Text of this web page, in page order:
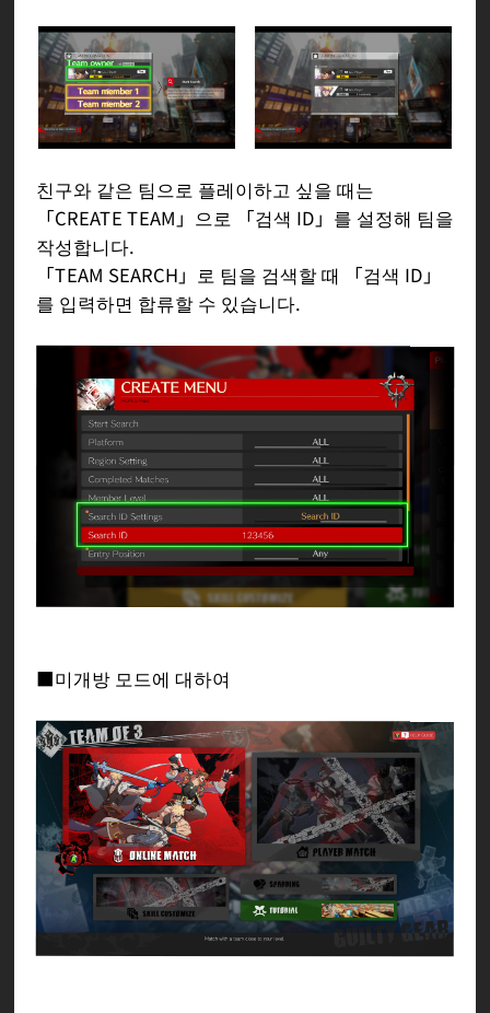
친구와 같은 팀으로 플레이하고 싶을 때는
「CREATE TEAM」으로 「검색 ID」를 설정해 팀을
작성합니다.
「TEAM SEARCH」로 팀을 검색할 때 「검색 ID」
를 입력하면 합류할 수 있습니다.
■미개방 모드에 대하여